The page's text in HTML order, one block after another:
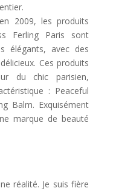
2009, les produits
Ferling Paris sont
élégants, avec des
Ces produits
du chic parisien,
: Peaceful
Balm. Exquisément
marque de beauté
réalité. Je suis fière